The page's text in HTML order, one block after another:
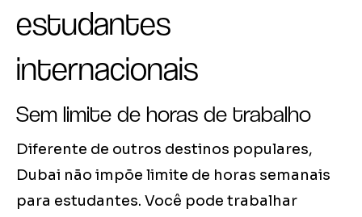
estudantes
internacionais
Sem limite de horas de trabalho
Diferente de outros destinos populares,
Dubai não impõe limite de horas semanais
para estudantes. Você pode trabalhar